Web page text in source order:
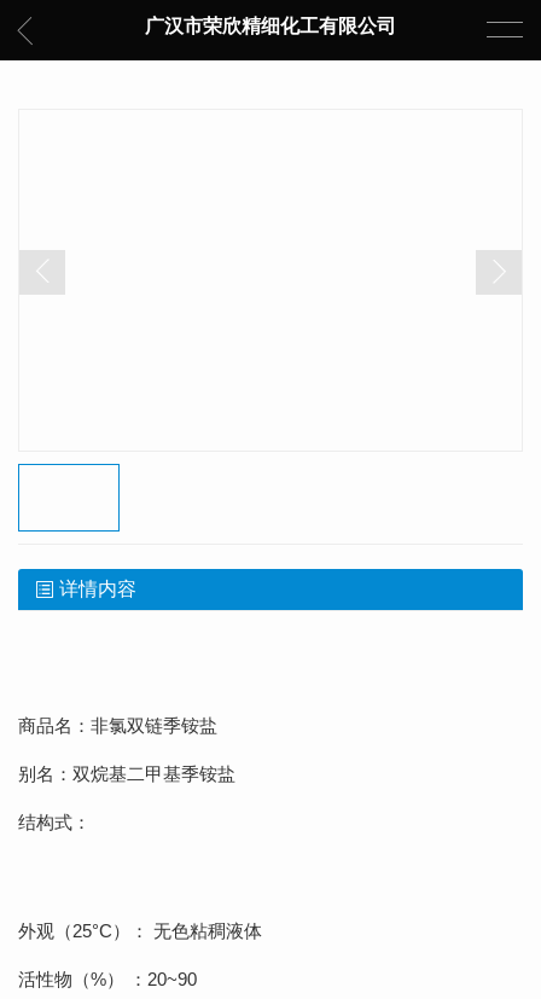
广汉市荣欣精细化工有限公司
详情内容
商品名：非氯双链季铵盐
别名：双烷基二甲基季铵盐
结构式：
外观（25°C）： 无色粘稠液体
活性物（%） ：20~90